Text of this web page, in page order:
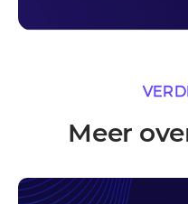
Meer